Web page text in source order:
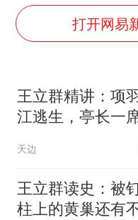
吉
打开网易
王立群精讲：项
江逃生，亭长一
天边
王立群读史：被
柱上的黄巢还有